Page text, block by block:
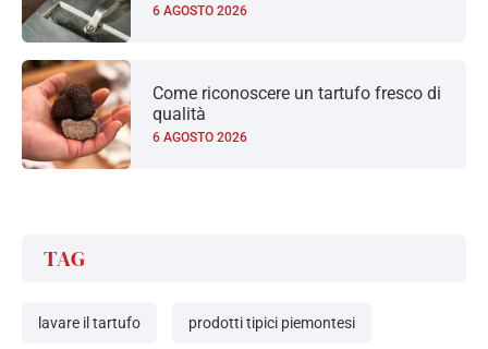
6 AGOSTO 2026
Come riconoscere un tartufo fresco di
qualità
6 AGOSTO 2026
TAG
lavare il tartufo prodotti tipici piemontesi